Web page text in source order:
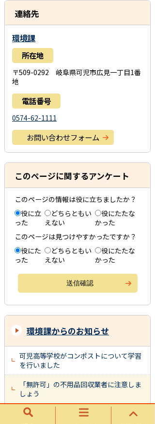
連絡先
環境課
所在地
〒509-0292 岐阜県可児市広見一丁目1番
地
電話番号
0574-62-1111
お問い合わせフォーム
このページに関するアンケート
このページの情報は役に立ちましたか？
役に立
った
どちらともい
えない
役にたたな
かった
このページは見つけやすかったですか？
役にた
った
どちらともい
えない
役にたたな
かった
環境課からのお知らせ
可児高等学校がコンポストについて学習
を行いました
「無許可」の不用品回収業者に注意しま
しょう
集積場からの持ち去りを禁止します